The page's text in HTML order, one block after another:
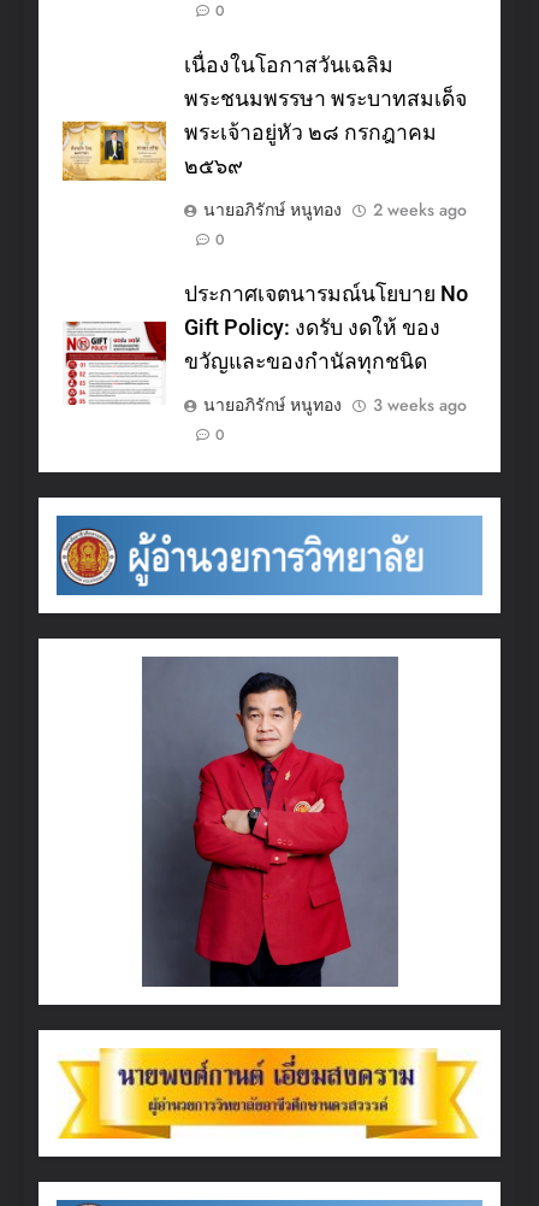
0
เนื่องในโอกาสวันเฉลิม
พระชนมพรรษา พระบาทสมเด็จ
พระเจ้าอยู่หัว ๒๘ กรกฎาคม
๒๕๖๙
นายอภิรักษ์ หนูทอง
2 weeks ago
0
ประกาศเจตนารมณ์นโยบาย No
Gift Policy: งดรับ งดให้ ของ
ขวัญและของกำนัลทุกชนิด
นายอภิรักษ์ หนูทอง
3 weeks ago
0